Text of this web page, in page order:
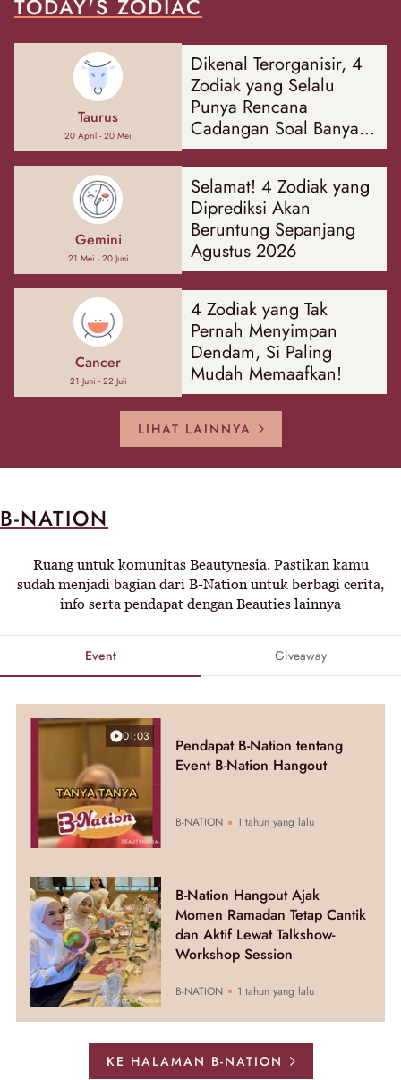
TODAY'S ZODIAC
Taurus
20 April - 20 Mei
Dikenal Terorganisir, 4
Zodiak yang Selalu
Punya Rencana
Cadangan Soal Banyak
Hal
Gemini
21 Mei - 20 Juni
Selamat! 4 Zodiak yang
Diprediksi Akan
Beruntung Sepanjang
Agustus 2026
Cancer
21 Juni - 22 Juli
4 Zodiak yang Tak
Pernah Menyimpan
Dendam, Si Paling
Mudah Memaafkan!
LIHAT LAINNYA
B-NATION
Ruang untuk komunitas Beautynesia. Pastikan kamu
sudah menjadi bagian dari B-Nation untuk berbagi cerita,
info serta pendapat dengan Beauties lainnya
Event Giveaway
01:03
Pendapat B-Nation tentang
Event B-Nation Hangout
B-NATION 1 tahun yang lalu
B-Nation Hangout Ajak
Momen Ramadan Tetap Cantik
dan Aktif Lewat Talkshow-
Workshop Session
B-NATION 1 tahun yang lalu
KE HALAMAN B-NATION